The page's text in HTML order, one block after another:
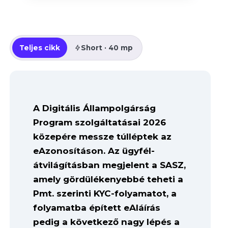
Teljes cikk Short · 40 mp
A Digitális Állampolgárság
Program szolgáltatásai 2026
közepére messze túlléptek az
eAzonosításon. Az ügyfél-
átvilágításban megjelent a SASZ,
amely gördülékenyebbé teheti a
Pmt. szerinti KYC-folyamatot, a
folyamatba épített eAláírás
pedig a következő nagy lépés a